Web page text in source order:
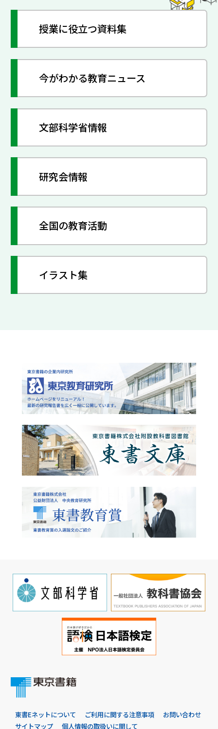
授業に役立つ資料集
今がわかる教育ニュース
文部科学省情報
研究会情報
全国の教育活動
イラスト集
東書Eネットについて ご利用に関する注意事項
お問い合わせ
サイトマップ
個人情報の取扱いに関して